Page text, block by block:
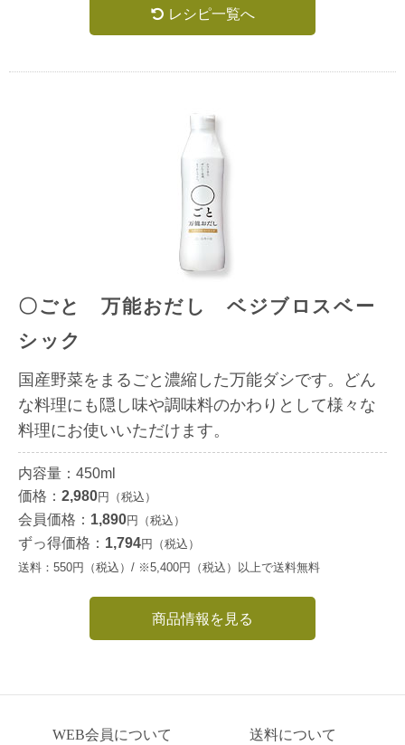
レシピ一覧へ
〇ごと 万能おだし ベジブロスベー
シック
国産野菜をまるごと濃縮した万能ダシです。どん
な料理にも隠し味や調味料のかわりとして様々な
料理にお使いいただけます。
内容量：450ml
価格： 2,980円（税込）
会員価格： 1,890円（税込）
ずっ得価格： 1,794円（税込）
送料：550円（税込）/ ※5,400円（税込）以上で送料無料
商品情報を見る
WEB会員について 送料について